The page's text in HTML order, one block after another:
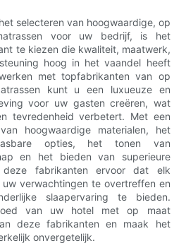
selecteren van hoogwaardige, op
voor uw bedrijf, is het
te kiezen die kwaliteit, maatwerk,
hoog in het vaandel heeft
met topfabrikanten van op
kunt u een luxueuze en
voor uw gasten creëren, wat
tevredenheid verbetert. Met een
hoogwaardige materialen, het
opties, het tonen van
en het bieden van superieure
deze fabrikanten ervoor dat elk
verwachtingen te overtreffen en
slaapervaring te bieden.
van uw hotel met op maat
deze fabrikanten en maak het
onvergetelijk.